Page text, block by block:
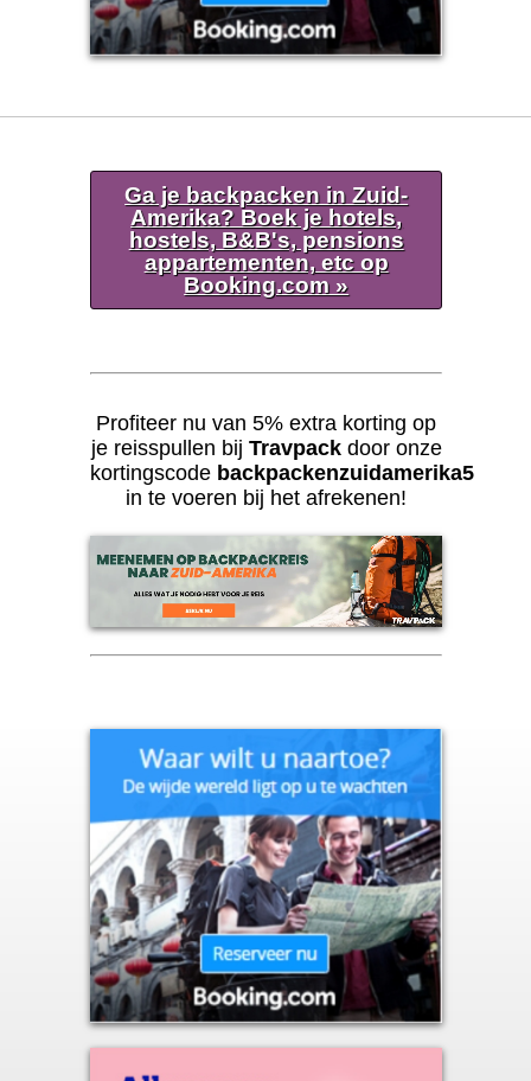
Ga je backpacken in Zuid-
Amerika? Boek je hotels,
hostels, B&B's, pensions
appartementen, etc op
Booking.com »
Profiteer nu van 5% extra korting op
je reisspullen bij Travpackdoor onze
kortingscode backpackenzuidamerika5
in te voeren bij het afrekenen!